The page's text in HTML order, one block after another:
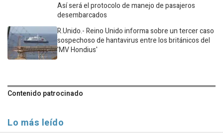
Así será el protocolo de manejo de pasajeros
desembarcados
R.Unido.- Reino Unido informa sobre un tercer caso
sospechoso de hantavirus entre los británicos del
'MV Hondius'
Contenido patrocinado
Lo más leído